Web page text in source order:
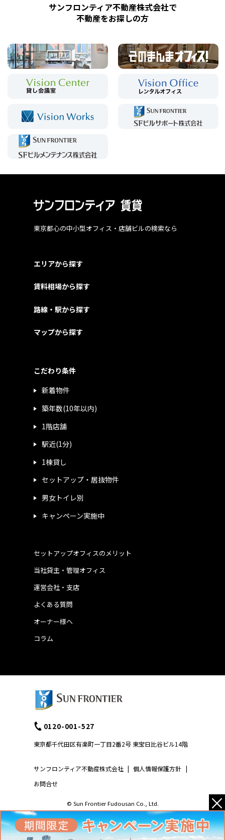
サンフロンティア不動産株式会社で
不動産をお探しの方
東京都心の中小型オフィス・店舗ビルの検索なら
エリアから探す
賃料相場から探す
路線・駅から探す
マップから探す
こだわり条件
新着物件
築年数(10年以内)
1階店舗
駅近(1分)
1棟貸し
セットアップ・居抜物件
男女トイレ別
キャンペーン実施中
運営会社・支店
よくある質問
当社貸主・管理オフィス
オーナー様へ
コラム
セットアップオフィスのメリット
サンフロンティア不動産株式会社 | 個人情報保護方針 |
お問合せ
0120-001-527
東京都千代田区有楽町一丁目2番2号 東宝日比谷ビル14階
© Sun Frontier Fudousan Co., Ltd. ×